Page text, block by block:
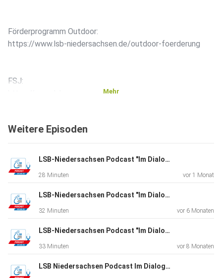
Förderprogramm Outdoor:
https://www.lsb-niedersachsen.de/outdoor-foerderung
FSJ:
foej.de/53818115116316/39904.html
Stelle LSB:
https://www.nna-foej.de/53818115116316/39928.html
FÖJ:
chronoform=17119602707727&gpage=53339890888295
Mehr
Weitere Episoden
LSB-Niedersachsen Podcast "Im Dialog". Folge 29. Zu Gast: Isabell Nowak
28 Minuten vor 1 Monat
LSB-Niedersachsen Podcast "Im Dialog". Folge 28. Zu Gast: Ruth Spelmeyer und Sabrina Hering
32 Minuten vor 6 Monaten
LSB-Niedersachsen Podcast "Im Dialog". Folge 27. Zu Gast: Arnd Peiffer und Daniel Böhm
33 Minuten vor 8 Monaten
LSB Niedersachsen Podcast Im Dialog. Folge 26. Zu Gast: Stefan Wessels